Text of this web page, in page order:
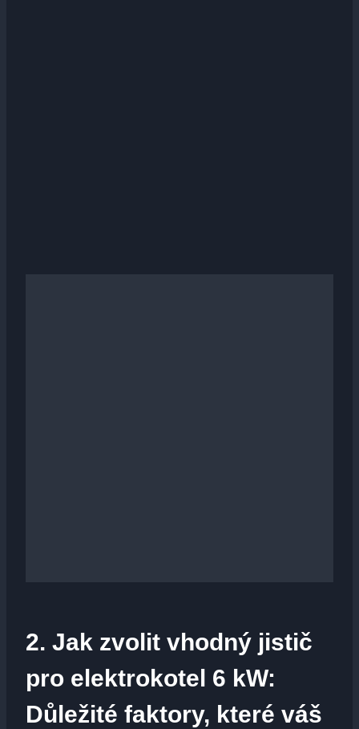
2.‌ Jak zvolit vhodný jistič
pro elektrokotel 6 kW:
‍Důležité faktory, které váš